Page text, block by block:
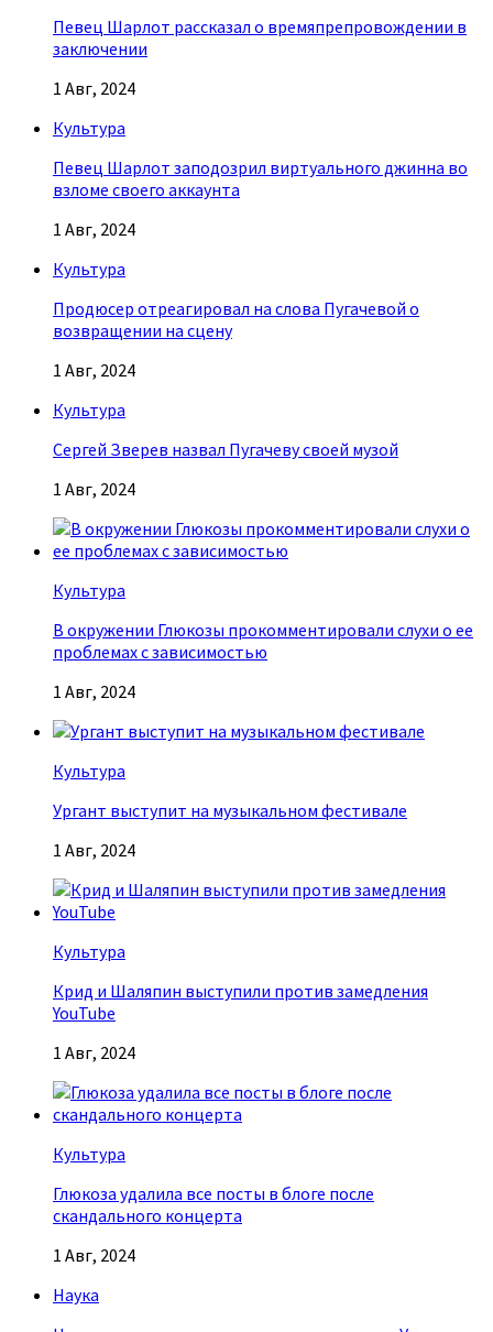
Певец Шарлот рассказал о времяпрепровождении в
заключении
1 Авг, 2024
Культура
Певец Шарлот заподозрил виртуального джинна во
взломе своего аккаунта
1 Авг, 2024
Культура
Продюсер отреагировал на слова Пугачевой о
возвращении на сцену
1 Авг, 2024
Культура
Сергей Зверев назвал Пугачеву своей музой
1 Авг, 2024
Культура
В окружении Глюкозы прокомментировали слухи о ее
проблемах с зависимостью
1 Авг, 2024
Культура
Ургант выступит на музыкальном фестивале
1 Авг, 2024
Культура
Крид и Шаляпин выступили против замедления
YouTube
1 Авг, 2024
Культура
Глюкоза удалила все посты в блоге после
скандального концерта
1 Авг, 2024
Наука